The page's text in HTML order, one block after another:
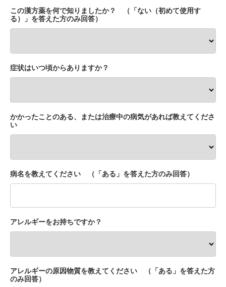
この漢方薬を何で知りましたか？ （「ない（初めて使用す
る）」を答えた方のみ回答）
症状はいつ頃からありますか？
かかったことのある、または治療中の病気があれば教えてくださ
い
病名を教えてください （「ある」を答えた方のみ回答）
アレルギーをお持ちですか？
アレルギーの原因物質を教えてください （「ある」を答えた方
のみ回答）